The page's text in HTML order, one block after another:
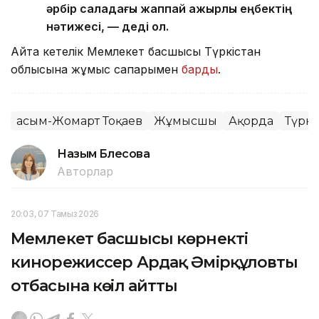
әрбір саладағы жаппай қажырлы еңбектің
нәтижесі, — деді ол.
Айта кетелік Мемлекет басшысы Түркістан
облысына жұмыс сапарымен барды.
Қасым-Жомарт Тоқаев Жұмысшы Ақорда
Назым Бөлесова
Авторлар
20:03, 07 Тамыз 2026
Мемлекет басшысы көрнекті
кинорежиссер Ардақ Әмірқұловтың
отбасына көңіл айтты